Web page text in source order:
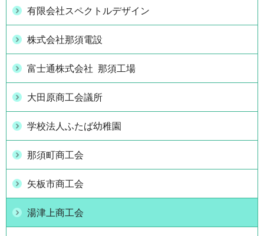
有限会社スペクトルデザイン
株式会社那須電設
富士通株式会社 那須工場
大田原商工会議所
学校法人ふたば幼稚園
那須町商工会
矢板市商工会
湯津上商工会